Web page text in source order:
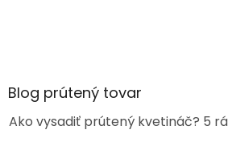
Blog prútený tovar
Ako vysadiť prútený kvetináč? 5